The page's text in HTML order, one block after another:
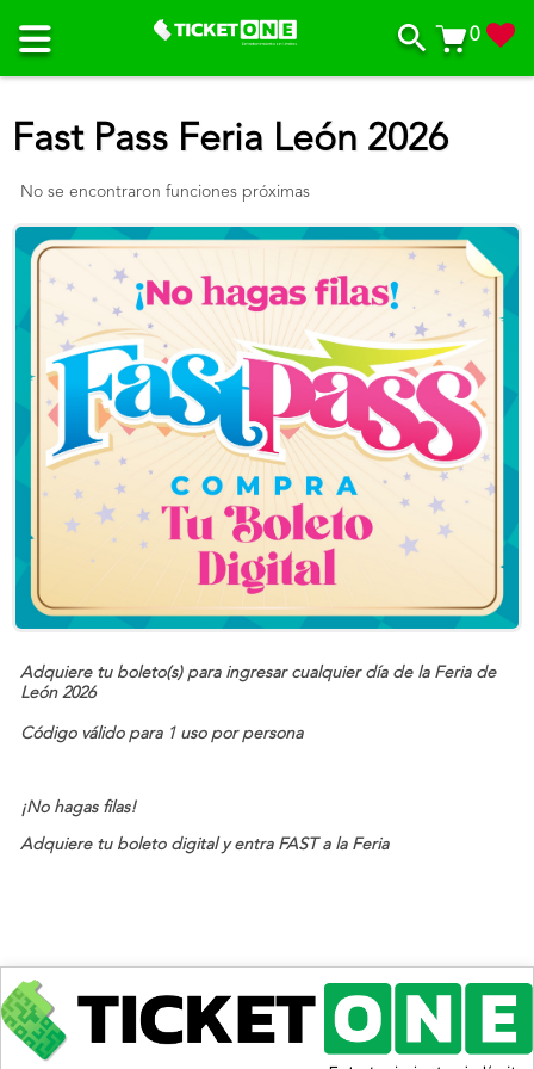
0
Fast Pass Feria León 2026
No se encontraron funciones próximas
Adquiere tu boleto(s) para ingresar cualquier día de la Feria de
León 2026
Código válido para 1 uso por persona
¡No hagas filas!
Adquiere tu boleto digital y entra FAST a la Feria